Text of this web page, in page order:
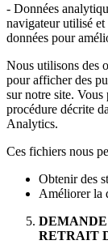
- Données
navigateur utilisé
données pour
Nous utilisons des
pour afficher des
sur notre site.
procédure décrite
Analytics.
Ces fichiers nous
Obtenir des
Améliorer la
RETRAIT